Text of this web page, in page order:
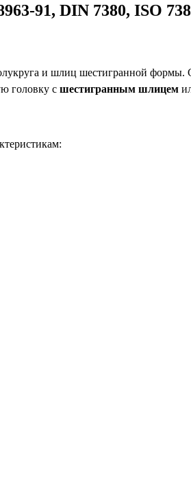
91, DIN 7380, ISO
и шлиц шестигранной формы.
головку с шестигранным шлицем